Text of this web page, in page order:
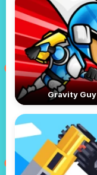
Gravity Guy